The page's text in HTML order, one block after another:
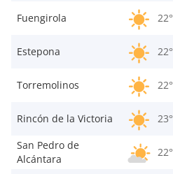
Fuengirola 22°
Estepona 22°
Torremolinos 22°
Rincón de la Victoria 23°
San Pedro de
Alcántara
22°